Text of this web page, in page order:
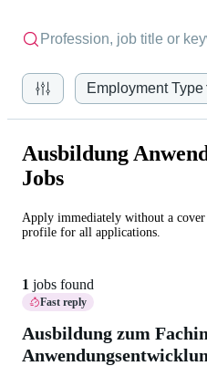
Employment Type
Ausbildung
Jobs
Apply immediately without a
profile for all applications.
1 jobs found
Fast reply
Ausbildung zum